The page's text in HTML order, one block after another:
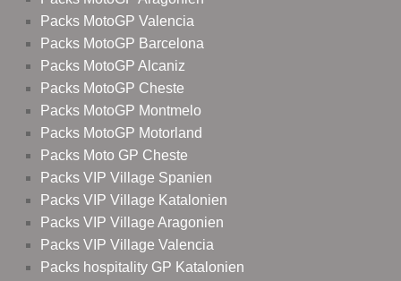
Packs MotoGP Valencia
Packs MotoGP Barcelona
Packs MotoGP Alcaniz
Packs MotoGP Cheste
Packs MotoGP Montmelo
Packs MotoGP Motorland
Packs Moto GP Cheste
Packs VIP Village Spanien
Packs VIP Village Katalonien
Packs VIP Village Aragonien
Packs VIP Village Valencia
Packs hospitality GP Katalonien